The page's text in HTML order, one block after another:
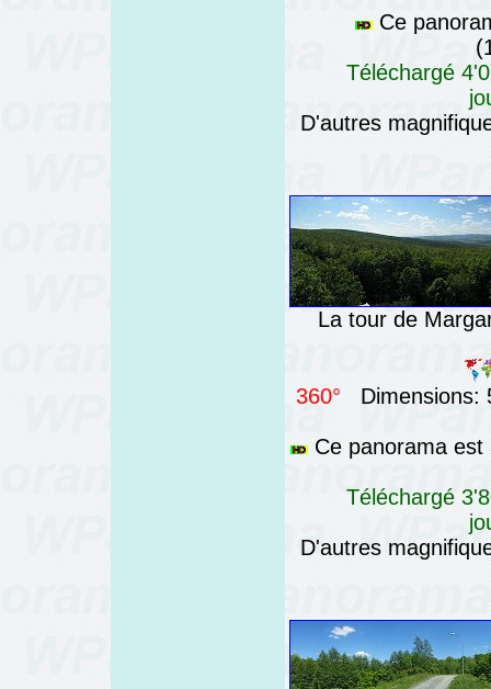
Ce
Téléchargé
D'autres
La tour de
360° Dimensions:
Ce panorama est
Téléchargé
D'autres